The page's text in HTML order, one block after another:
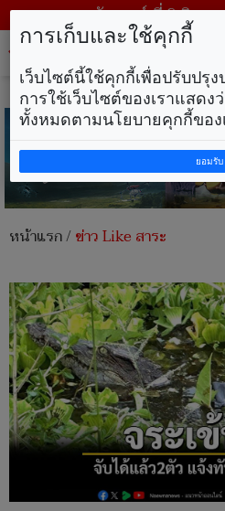
วันเสาร์ ที่ 8 สิงห
หน้าแรก/ข่าว Like สาระ
การเก็บและใช้คุกกี้
เว็บไซต์นี้ใช้คุกกี้เพื่อปรับปรุ
การใช้เว็บไซต์ของเราแสด
ทั้งหมดตามนโยบายคุกกี้ของ
ยอมรับ